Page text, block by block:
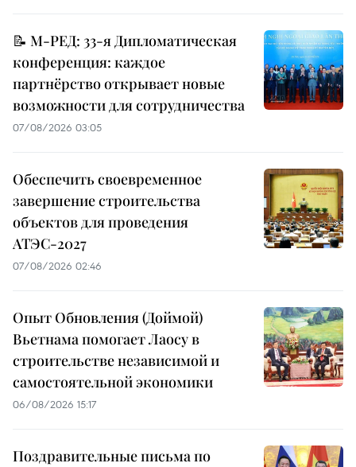
📝 М-РЕД: 33-я Дипломатическая
конференция: каждое
партнёрство открывает новые
возможности для сотрудничества
07/08/2026 03:05
Обеспечить своевременное
завершение строительства
объектов для проведения
АТЭС-2027
07/08/2026 02:46
Опыт Обновления (Доймой)
Вьетнама помогает Лаосу в
строительстве независимой и
самостоятельной экономики
06/08/2026 15:17
Поздравительные письма по